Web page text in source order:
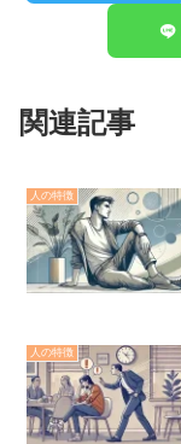
関連記事
人の特徴
人の特徴